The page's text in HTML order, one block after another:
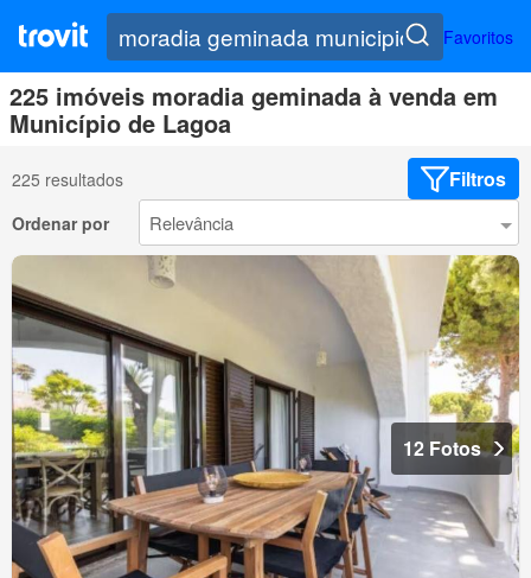
Favoritos
225 imóveis moradia geminada à venda em
Município de Lagoa
225 resultados Filtros
Ordenar por
12 Fotos